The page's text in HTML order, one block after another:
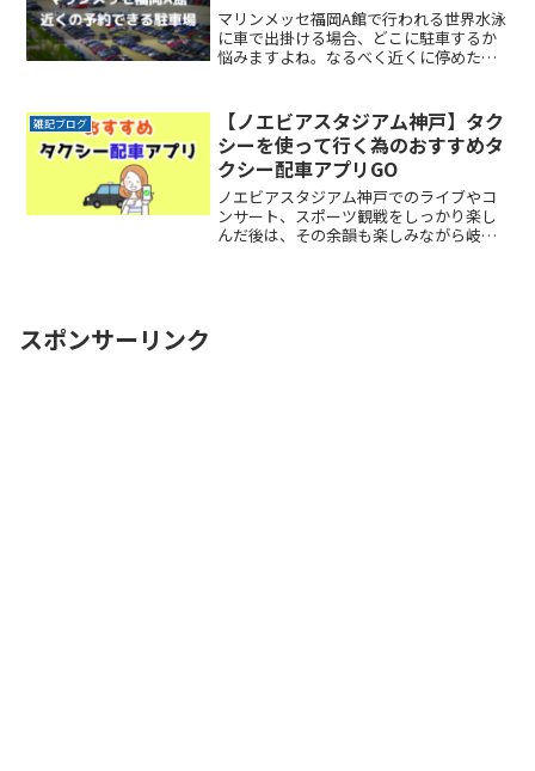
マリンメッセ福岡A館で行われる世界水泳
に車で出掛ける場合、どこに駐車するか
悩みますよね。なるべく近くに停めたい
自由に入出庫がしたい帰りは渋滞を避け
てスムーズに帰りたいこReadMore...
雑記ブログ
【ノエビアスタジアム神戸】タク
シーを使って行く為のおすすめタ
クシー配車アプリGO
ノエビアスタジアム神戸でのライブやコ
ンサート、スポーツ観戦をしっかり楽し
んだ後は、その余韻も楽しみながら岐路
スポンサーリンク